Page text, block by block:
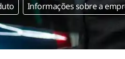
Informações sobre a